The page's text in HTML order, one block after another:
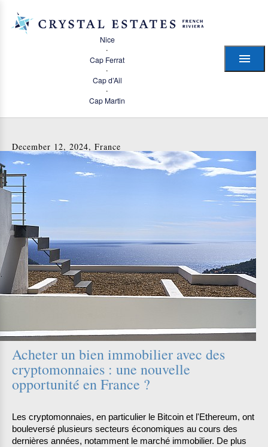
Nice
·
Cap Ferrat
·
Cap d’Ail
·
Cap Martin
December 12, 2024, France
Acheter un bien immobilier avec des
cryptomonnaies : une nouvelle
opportunité en France ?
Les cryptomonnaies, en particulier le Bitcoin et l'Ethereum, ont
bouleversé plusieurs secteurs économiques au cours des
dernières années, notamment le marché immobilier. De plus